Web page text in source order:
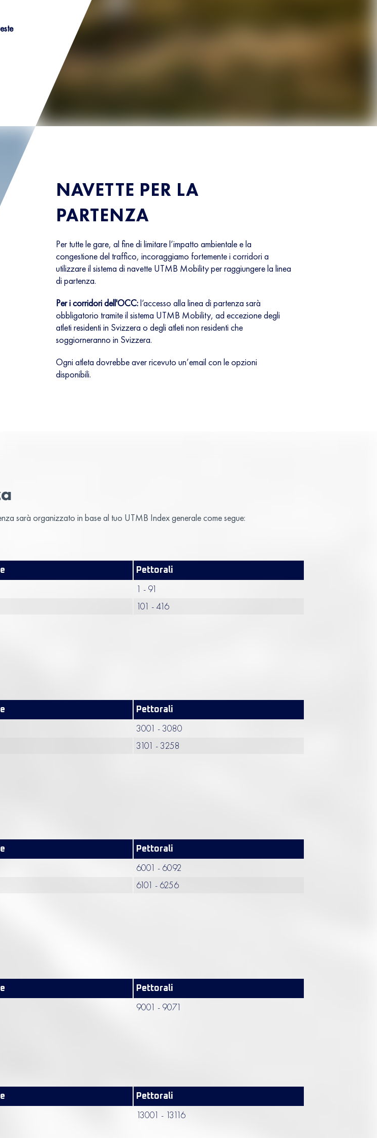
NAVETTE PER LA
PARTENZA
Per tutte le gare, al fine di limitare l’impatto ambientale e la
congestione del traffico, incoraggiamo fortemente i corridori a
utilizzare il sistema di navette UTMB Mobility per raggiungere la linea
di partenza.
Per i corridori dell'OCC:l’accesso alla linea di partenza sarà
obbligatorio tramite il sistema UTMB Mobility, ad eccezione degli
atleti residenti in Svizzera o degli atleti non residenti che
soggiorneranno in Svizzera.
Ogni atleta dovrebbe aver ricevuto un’email con le opzioni
disponibili.
sarà organizzato in base al tuo UTMB Index generale come segue:
Pettorali
1 - 91
101 - 416
Pettorali
3001 - 3080
3101 - 3258
Pettorali
6001 - 6092
6101 - 6256
Pettorali
9001 - 9071
Pettorali
13001 - 13116